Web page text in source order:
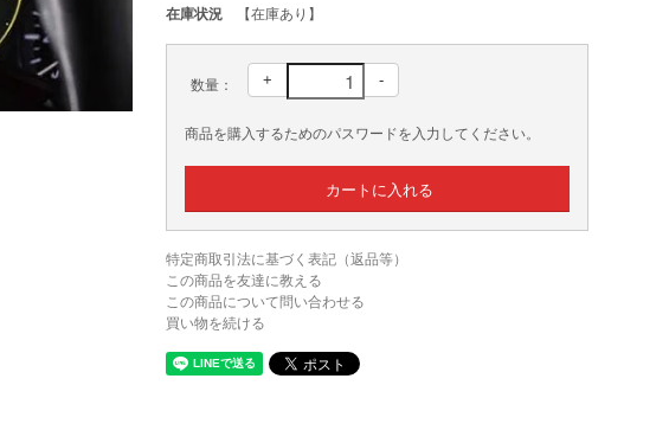
在庫状況 【在庫あり】
数量： + -
商品を購入するためのパスワードを入力してください。
特定商取引法に基づく表記（返品等）
この商品を友達に教える
この商品について問い合わせる
買い物を続ける